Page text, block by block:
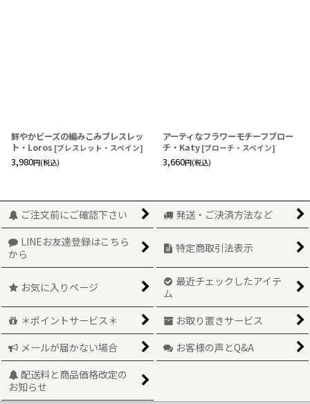
鮮やかビーズの編みこみブレスレッ
ト・Loros [ブレスレット・スペイン]
3,980円(税込)
アーティなフラワーモチーフブロー
チ・Katy [ブローチ・スペイン]
3,660円(税込)
ご注文前にご確認下さい
発送・ご決済方法など
LINEお友達登録はこちら
から
特定商取引法表示
お気に入りページ
最近チェックしたアイテ
ム
＊ポイントサービス＊
お取り置きサービス
メールが届かない場合
お客様の声とQ&A
配送料と商品価格改定の
お知らせ